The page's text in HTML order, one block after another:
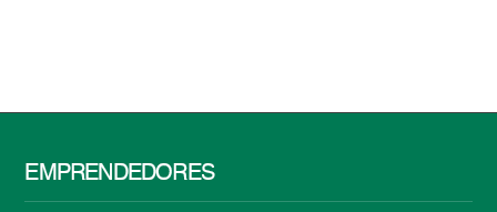
EMPRENDEDORES